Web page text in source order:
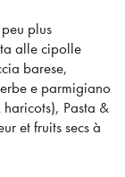
plus
alle cipolle
barese,
e parmigiano
Pasta &
et fruits secs à